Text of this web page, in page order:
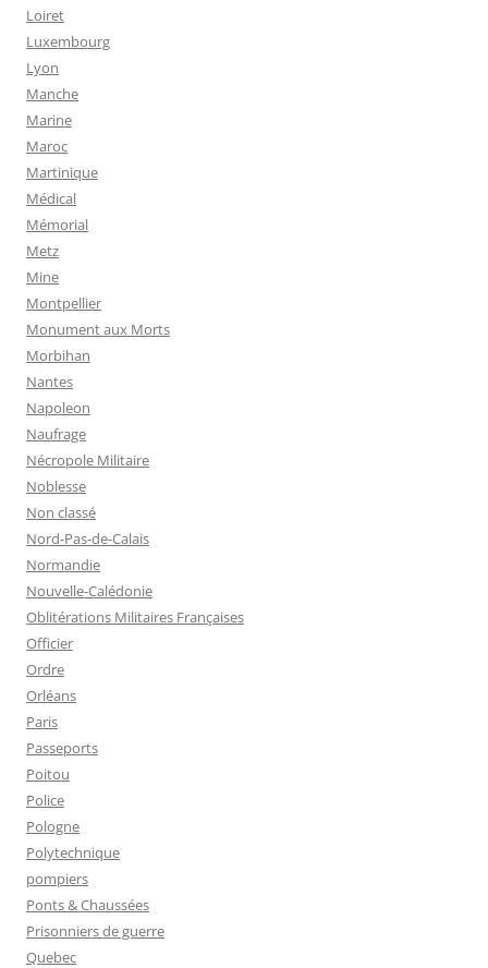
Loiret
Luxembourg
Lyon
Manche
Marine
Maroc
Martinique
Médical
Mémorial
Metz
Mine
Montpellier
Monument aux Morts
Morbihan
Nantes
Napoleon
Naufrage
Nécropole Militaire
Noblesse
Non classé
Nord-Pas-de-Calais
Normandie
Nouvelle-Calédonie
Oblitérations Militaires Françaises
Officier
Ordre
Orléans
Paris
Passeports
Poitou
Police
Pologne
Polytechnique
pompiers
Ponts & Chaussées
Prisonniers de guerre
Quebec